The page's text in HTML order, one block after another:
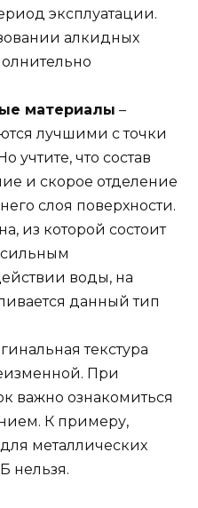
эксплуатации.
алкидных
материалы –
лучшими с точки
учтите, что состав
и скорое отделение
слоя поверхности.
из которой состоит
воды, на
данный тип
текстура
При
важно ознакомиться
К примеру,
металлических
нельзя.